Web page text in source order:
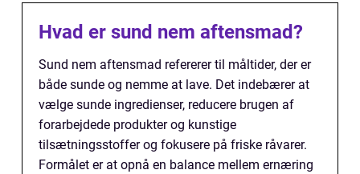
Hvad er sund nem aftensmad?
Sund nem aftensmad refererer til måltider, der er
både sunde og nemme at lave. Det indebærer at
vælge sunde ingredienser, reducere brugen af
forarbejdede produkter og kunstige
tilsætningsstoffer og fokusere på friske råvarer.
Formålet er at opnå en balance mellem ernæring